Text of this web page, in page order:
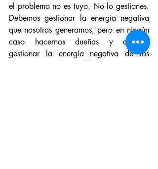
el problema no es tuyo. No lo gestiones.
Debemos gestionar la energía negativa
que nosotras generamos, pero en ningún
caso hacernos dueñas y además
gestionar la energía negativa de los
demás. Pues sólo nos faltaba eso.